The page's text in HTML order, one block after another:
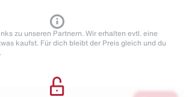
zu unseren Partnern. Wir erhalten evtl. eine
kaufst. Für dich bleibt der Preis gleich und du